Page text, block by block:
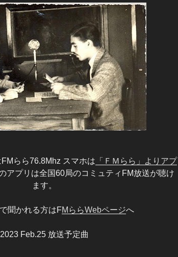
らら76.8Mhz スマホは 「ＦＭらら」よりアプ
アプリは全国60局のコミュティFM放送が聴け
ます。
聞かれる方はFMららWebページへ
2023 Feb.25 放送予定曲